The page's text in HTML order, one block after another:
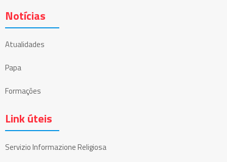
Notícias
Atualidades
Papa
Formações
Link úteis
Servizio Informazione Religiosa